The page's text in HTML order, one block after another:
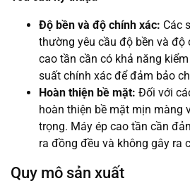
Độ bền và độ chính xác: Các
thường yêu cầu độ bền và độ
cao tần cần có khả năng
suất chính xác để đảm bảo
Hoàn thiện bề mặt: Đối với
hoàn thiện bề mặt mịn màng
trọng. Máy ép cao tần cần
ra đồng đều và không gây ra
Quy mô sản xuất